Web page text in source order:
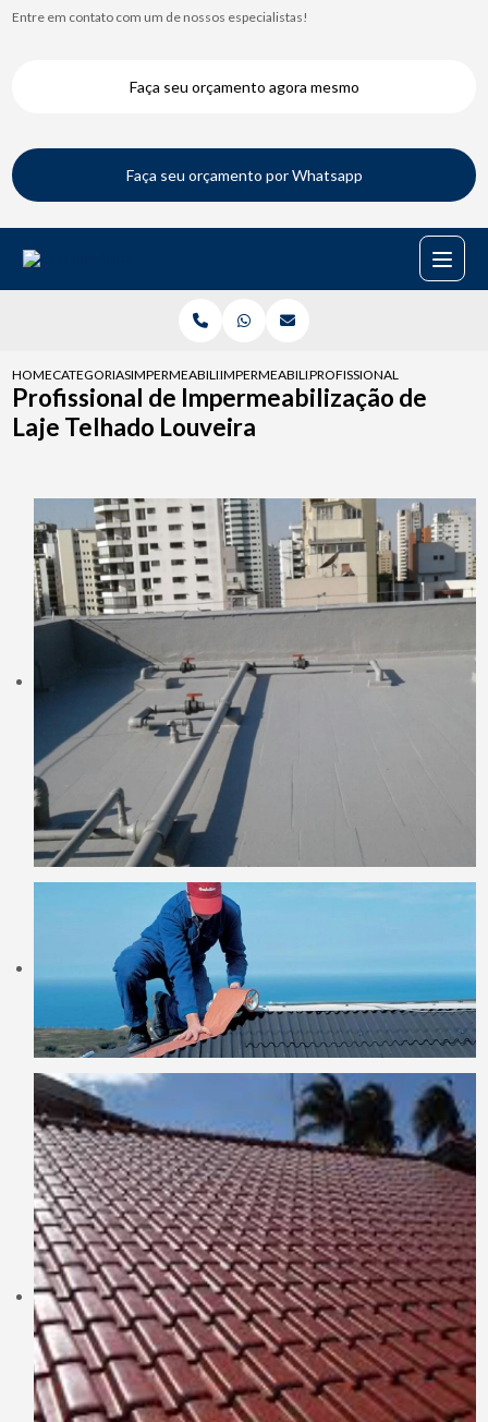
Entre em contato com um de nossos especialistas!
Faça seu orçamento agora mesmo
Faça seu orçamento por Whatsapp
HOMECATEGORIASIMPERMEABILIZACAO DE TELHADO
IMPERMEABILIZACAO DE TELHADO COM
PROFISSIONAL DE
Profissional de Impermeabilização de
Laje Telhado Louveira